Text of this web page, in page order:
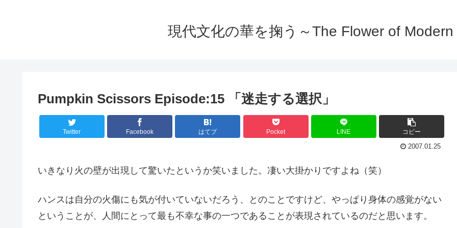
現代文化の華を掬う～The Flower of Modern
Pumpkin Scissors Episode:15 「迷走する選択」
Twitter Facebook はてブ Pocket LINE コピー
2007.01.25
いきなり火の壁が出現して驚いたというか笑いました。凄い大掛かりですよね（笑）
ハンスは自分の火傷にも気が付いていないだろう、とのことですけど、やっぱり身体の感覚がない
ということが、人間にとって最も不幸な事の一つであることが表現されているのだと思います。